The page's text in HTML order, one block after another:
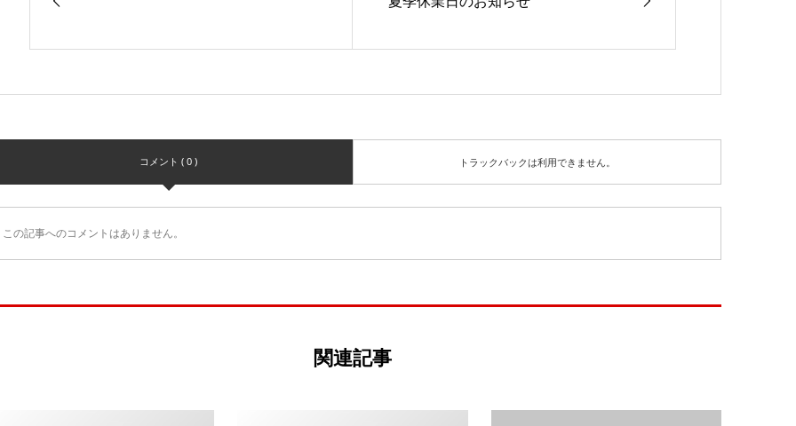
コメント ( 0 ) トラックバックは利用できません。
この記事へのコメントはありません。
関連記事